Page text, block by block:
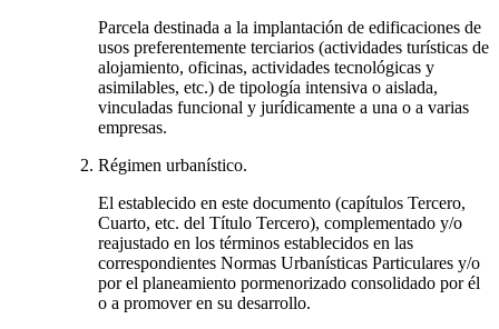
Parcela destinada a la implantación de edificaciones de
usos preferentemente terciarios (actividades turísticas de
alojamiento, oficinas, actividades tecnológicas y
asimilables, etc.) de tipología intensiva o aislada,
vinculadas funcional y jurídicamente a una o a varias
empresas.
Régimen urbanístico.
El establecido en este documento (capítulos Tercero,
Cuarto, etc. del Título Tercero), complementado y/o
reajustado en los términos establecidos en las
correspondientes Normas Urbanísticas Particulares y/o
por el planeamiento pormenorizado consolidado por él
o a promover en su desarrollo.